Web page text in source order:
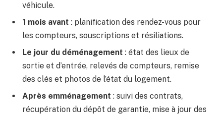
véhicule.
1 mois avant : planification des rendez-vous pour
les compteurs, souscriptions et résiliations.
Le jour du déménagement : état des lieux de
sortie et d’entrée, relevés de compteurs, remise
des clés et photos de l’état du logement.
Après emménagement : suivi des contrats,
récupération du dépôt de garantie, mise à jour des